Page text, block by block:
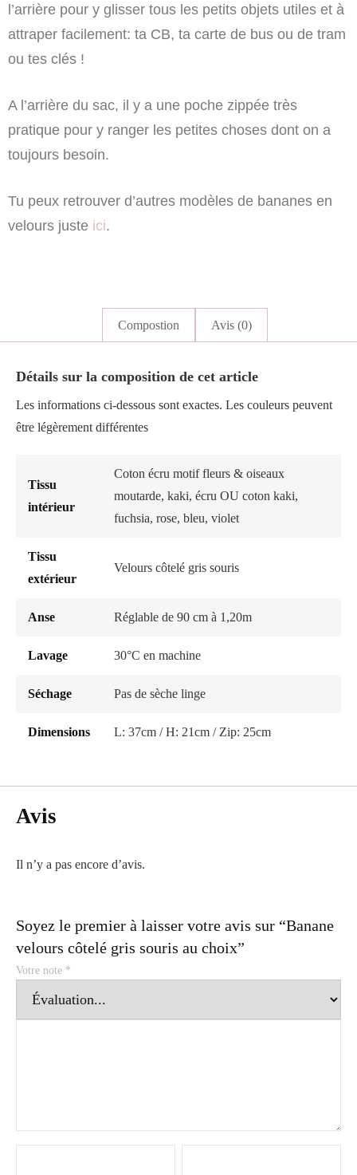
l’arrière pour y glisser tous les petits objets utiles et à
attraper facilement: ta CB, ta carte de bus ou de tram
ou tes clés !
A l’arrière du sac, il y a une poche zippée très
pratique pour y ranger les petites choses dont on a
toujours besoin.
Tu peux retrouver d’autres modèles de bananes en
velours juste ici.
Compostion Avis (0)
Détails sur la composition de cet article
Les informations ci-dessous sont exactes. Les couleurs peuvent
être légèrement différentes
Tissu
intérieur
Coton écru motif fleurs & oiseaux
moutarde, kaki, écru OU coton kaki,
fuchsia, rose, bleu, violet
Tissu
extérieur
Velours côtelé gris souris
Anse Réglable de 90 cm à 1,20m
Lavage 30°C en machine
Séchage Pas de sèche linge
Dimensions L: 37cm / H: 21cm / Zip: 25cm
Avis
Il n’y a pas encore d’avis.
Soyez le premier à laisser votre avis sur “Banane
velours côtelé gris souris au choix”
Votre note *